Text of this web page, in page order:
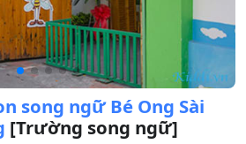
song ngữ Bé Ong Sài
[Trường song ngữ]